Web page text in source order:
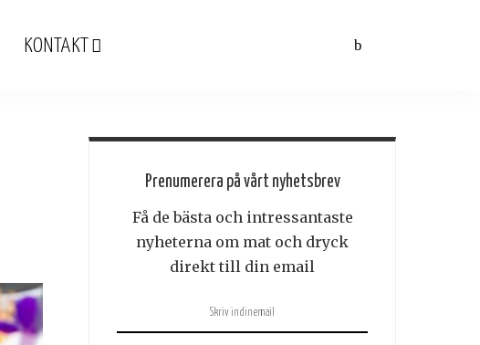
KONTAKT
Prenumerera på vårt nyhetsbrev
Få de bästa och intressantaste
nyheterna om mat och dryck
direkt till din email